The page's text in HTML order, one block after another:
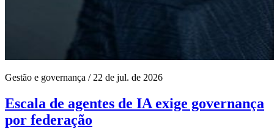
Gestão e governança / 22 de jul. de 2026
Escala de agentes de IA exige governança
por federação